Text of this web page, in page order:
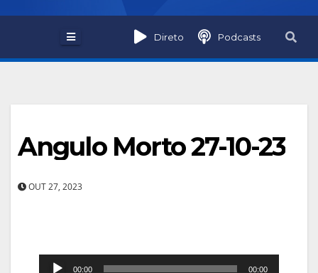
Direto Podcasts
Angulo Morto 27-10-23
OUT 27, 2023
Reprodutor
00:00 00:00